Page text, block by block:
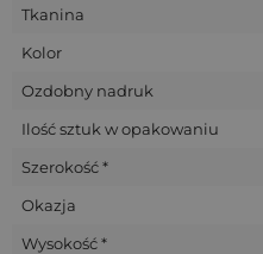
Tkanina
Kolor
Ozdobny nadruk
Ilość sztuk w opakowaniu
Szerokość *
Okazja
Wysokość *